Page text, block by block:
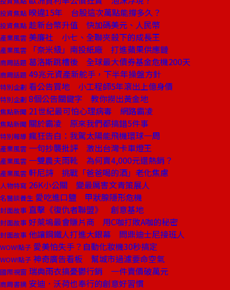
投資焦點 暌違15年 台股這次萬點能撐多久？
投資焦點 趁新台幣升值 快加碼美元、人民幣
產業風雲 美廉社 小七、全聯夾殺下的成長王
產業風雲 「奈米級」南投紙廠 打進蘋果供應鏈
商周話題 葛洛斯跳槽後 全球最大債券基金危機200天
商周話題 49兆元資產新舵手，下半年操盤方針
特別企劃 看公告買地 小工程師5年滾出上億身價
特別企劃 8個公告關鍵字 教你撈出黃金地
焦點新聞 21世紀最可怕心理病毒 網路霸凌
焦點新聞 關於霸凌 原來我們都搞錯5件事
特別報導 瘋狂告白：我駕太陽能飛機環球一周
產業風雲 一句抄襲批評 激出台灣卡車燈王
產業風雲 一雙農夫雨靴 為何賣4,000元還熱銷？
產業風雲 軒尼詩 挑戰「爸爸喝的酒」老化焦慮
人物特寫 26K小公關 變最厲害文青策展人
名醫談養生 愛吃進口鹽 甲狀腺隱形危機
封面故事 直擊《復仇者聯盟》 創意基地
封面故事 好萊塢最會賺片商 用C咖打敗A咖的秘密
封面故事 他讓鋼鐵人打進大銀幕 問鼎迪士尼接班人
WOW!點子 愛美怕失手？自動化妝機30秒搞定
WOW!點子 神奇廣告看板 幫城市過濾要命空氣
國際視窗 瑞典雨衣搞憂鬱行銷 一件賣價破萬元
商周書摘 安迪．沃荷也奉行的創意好習慣